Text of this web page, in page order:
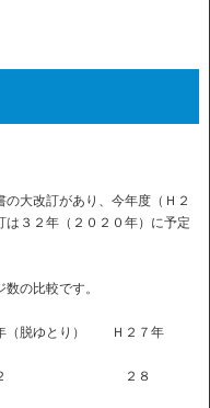
大改訂があり、今年度（Ｈ２
は３２年（２０２０年）に予定
の比較です。
年（脱ゆとり） Ｈ２７年
７２ ２８